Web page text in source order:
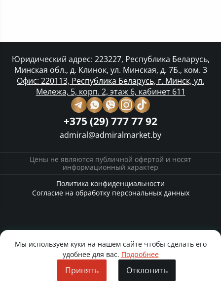
Юридический адрес: 223227, Республика Беларусь,
Минская обл., д. Клинок, ул. Минская, д. 7Б., ком. 3
Офис: 220113, Республика Беларусь, г. Минск, ул.
Мележа, 5, корп. 2, этаж 6, кабинет 611
+375 (29) 777 77 92
admiral@admiralmarket.by
Цены не являются публичной офертой и носят
информационный характер
Политика конфиденциальности
Согласие на обработку персональных данных
Мы используем куки на нашем сайте чтобы сделать его
удобнее для вас. Подробнее
Принять Отклонить